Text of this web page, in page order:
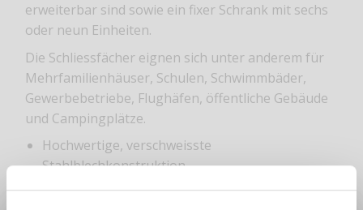
erweiterbar sind sowie ein fixer Schrank mit sechs
oder neun Einheiten.
Die Schliessfächer eignen sich unter anderem für
Mehrfamilienhäuser, Schulen, Schwimmbäder,
Gewerbebetriebe, Flughäfen, öffentliche Gebäude
und Campingplätze.
Hochwertige, verschweisste
Stahlblechkonstruktion
Möglichkeit zur Verschraubung an der Wand